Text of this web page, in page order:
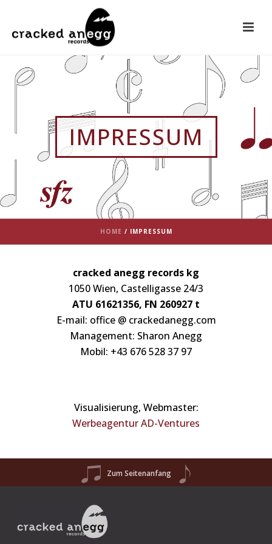
IMPRESSUM
HOME / IMPRESSUM
cracked anegg records kg
1050 Wien, Castelligasse 24/3
ATU 61621356, FN 260927 t
E-mail: office @ crackedanegg.com
Management: Sharon Anegg
Mobil: +43 676 528 37 97
Visualisierung, Webmaster:
Werbeagentur AD-Ventures
Zum Seitenanfang